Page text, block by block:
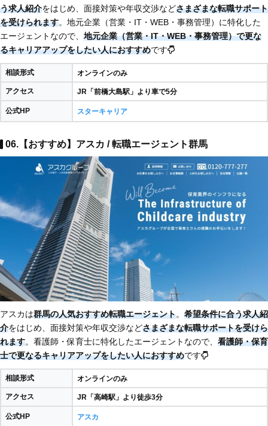
う求人紹介をはじめ、面接対策や年収交渉などさまざまな転職サポート
を受けられます。地元企業（営業・IT・WEB・事務管理）に特化した
エージェントなので、 地元企業（営業・IT・WEB・事務管理）で更な
るキャリアアップをしたい人におすすめです
相談形式 オンラインのみ
アクセス JR「前橋大島駅」より車で5分
公式HP スターキャリア
06.【おすすめ】アスカ / 転職エージェント群馬
アスカは群馬の人気おすすめ転職エージェント。 希望条件に合う求人紹
介をはじめ、面接対策や年収交渉などさまざまな転職サポートを受けら
れます。看護師・保育士に特化したエージェントなので、 看護師・保育
士で更なるキャリアアップをしたい人におすすめです
相談形式 オンラインのみ
アクセス JR「高崎駅」より徒歩3分
公式HP アスカ